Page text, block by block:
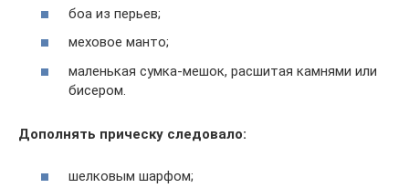
боа из перьев;
меховое манто;
маленькая сумка-мешок, расшитая камнями или
бисером.
Дополнять прическу следовало:
шелковым шарфом;